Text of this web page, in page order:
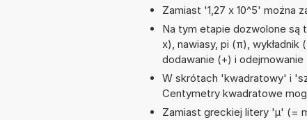
Zamiast '1,27 x 10^5' można
Na tym etapie dozwolone są
x), nawiasy, pi (π),
dodawanie (+) i odejmowanie
W skrótach 'kwadratowy' i
Centymetry kwadratowe
Zamiast greckiej litery 'µ' (=